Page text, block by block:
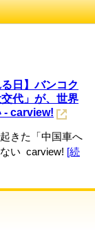
日】バンコク
代」が、世界
- carview!
きた「中国車へ
い carview! [続